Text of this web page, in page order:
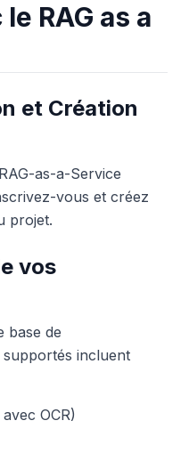
RAG as a
et Création
as-a-Service
vous et créez
projet.
vos
base de
incluent
OCR)